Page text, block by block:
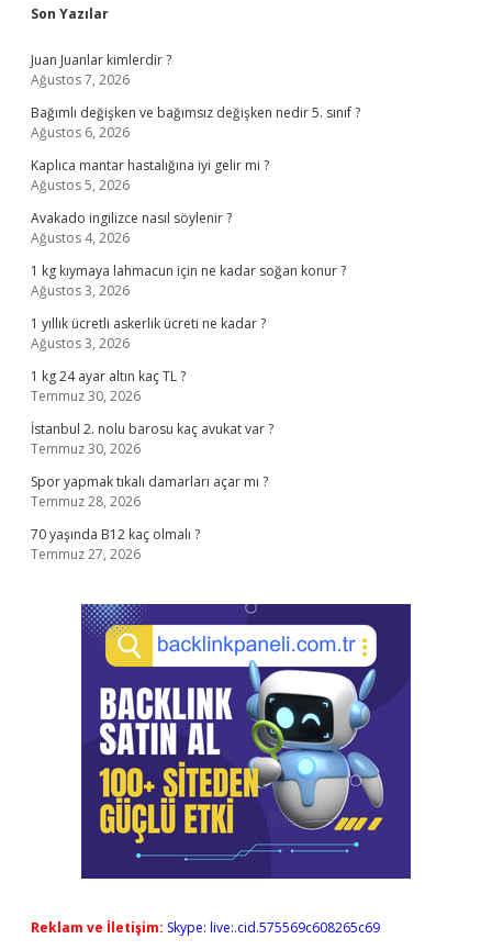
Sidebar
Son Yazılar
Juan Juanlar kimlerdir ?
Ağustos 7, 2026
Bağımlı değişken ve bağımsız değişken nedir 5. sınıf ?
Ağustos 6, 2026
Kaplıca mantar hastalığına iyi gelir mi ?
Ağustos 5, 2026
Avakado ingilizce nasıl söylenir ?
Ağustos 4, 2026
1 kg kıymaya lahmacun için ne kadar soğan konur ?
Ağustos 3, 2026
1 yıllık ücretli askerlik ücreti ne kadar ?
Ağustos 3, 2026
1 kg 24 ayar altın kaç TL ?
Temmuz 30, 2026
İstanbul 2. nolu barosu kaç avukat var ?
Temmuz 30, 2026
Spor yapmak tıkalı damarları açar mı ?
Temmuz 28, 2026
70 yaşında B12 kaç olmalı ?
Temmuz 27, 2026
Reklam ve İletişim: Skype: live:.cid.575569c608265c69